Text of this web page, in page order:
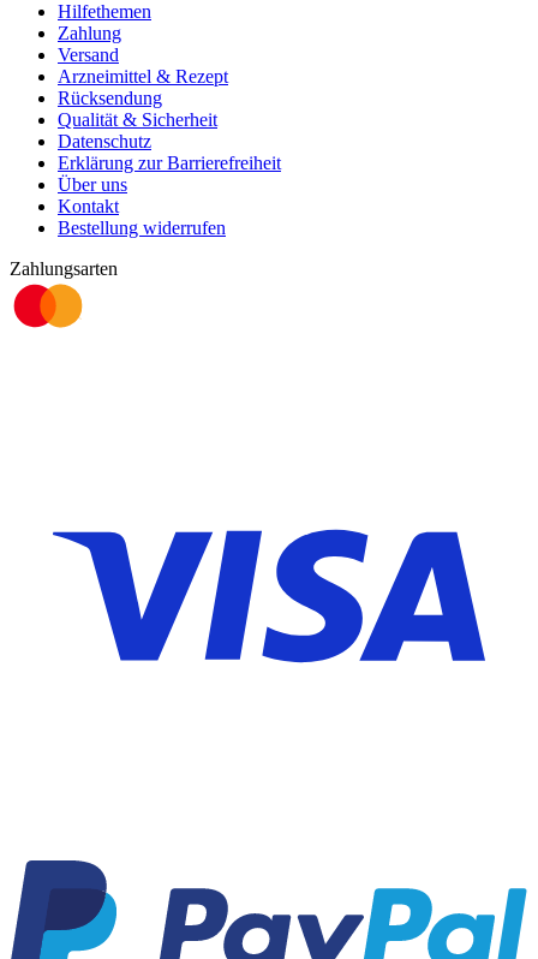
Hilfethemen
Zahlung
Versand
Arzneimittel & Rezept
Rücksendung
Qualität & Sicherheit
Datenschutz
Erklärung zur Barrierefreiheit
Über uns
Kontakt
Bestellung widerrufen
Zahlungsarten